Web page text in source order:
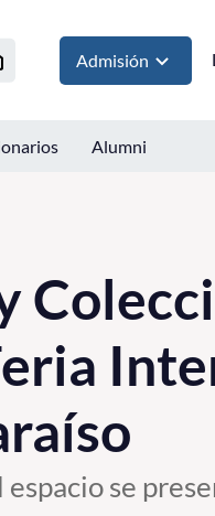
Admisión
Alumni
se